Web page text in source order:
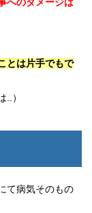
とは片手でもで
..）
て病気そのもの